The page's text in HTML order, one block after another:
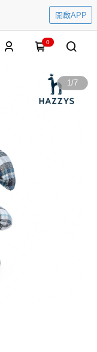
開啟APP
0
1/7